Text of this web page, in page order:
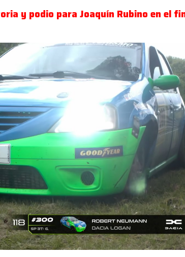
y podio para Joaquín Rubino en el